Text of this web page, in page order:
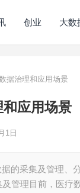
创业 大数
据治理和应用场景
应用场景
1日
的采集及管理、
管理目前，医疗